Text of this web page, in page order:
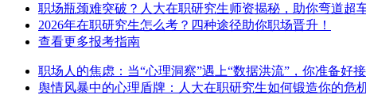
职场瓶颈难突破？人大在职研究生师资揭秘，助你弯道超
2026年在职研究生怎么考？四种途径助你职场晋升！
查看更多报考指南
职场人的焦虑：当“心理洞察”遇上“数据洪流”，你准备好
舆情风暴中的心理盾牌：人大在职研究生如何锻造你的危